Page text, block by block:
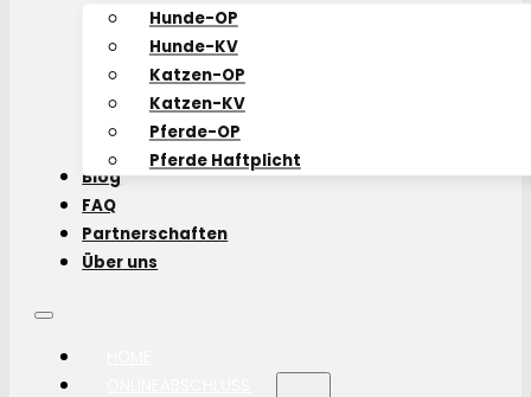
Hunde-OP
Hunde-KV
Katzen-OP
Katzen-KV
Pferde-OP
Pferde Haftplicht
Blog
FAQ
Partnerschaften
Über uns